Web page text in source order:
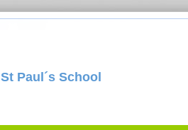
St Paul´s School